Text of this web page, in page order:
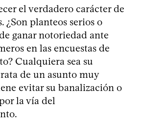
el verdadero carácter de
¿Son planteos serios o
ganar notoriedad ante
en las encuestas de
Cualquiera sea su
de un asunto muy
evitar su banalización o
la vía del